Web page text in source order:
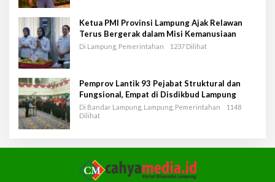
Ketua PMI Provinsi Lampung Ajak Relawan
Terus Bergerak dalam Misi Kemanusiaan
Di Lampung, Pemerintahan 1237 Dilihat
Pemprov Lantik 93 Pejabat Struktural dan
Fungsional, Empat di Disdikbud Lampung
Di Bandar Lampung, Lampung, Pemerintahan
1148
Dilihat